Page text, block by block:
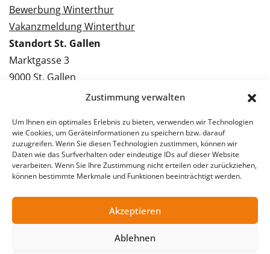
Zustimmung verwalten
Um Ihnen ein optimales Erlebnis zu bieten, verwenden wir Technologien
wie Cookies, um Geräteinformationen zu speichern bzw. darauf
zuzugreifen. Wenn Sie diesen Technologien zustimmen, können wir
Daten wie das Surfverhalten oder eindeutige IDs auf dieser Website
verarbeiten. Wenn Sie Ihre Zustimmung nicht erteilen oder zurückziehen,
können bestimmte Merkmale und Funktionen beeinträchtigt werden.
Akzeptieren
Ablehnen
Bewerbung Winterthur
Vakanzmeldung Winterthur
Standort St. Gallen
Marktgasse 3
9000 St. Gallen
Tel.: 071 228 09 09
Bewerbung St. Gallen
Vakanzmeldung St. Gallen
© 2026 Stellentreff AG